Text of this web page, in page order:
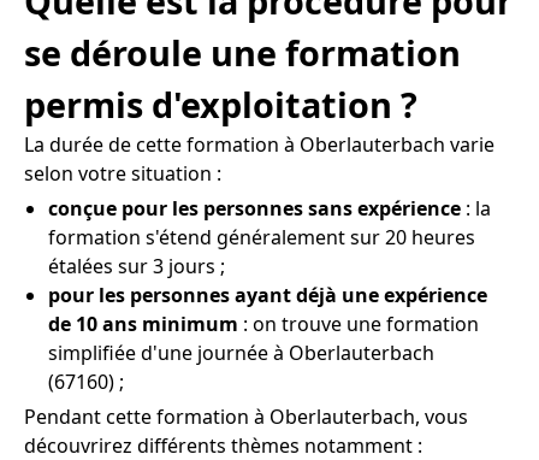
se déroule une formation
permis d'exploitation ?
La durée de cette formation à Oberlauterbach varie
selon votre situation :
conçue pour les personnes sans expérience : la
formation s'étend généralement sur 20 heures
étalées sur 3 jours ;
pour les personnes ayant déjà une expérience
de 10 ans minimum : on trouve une formation
simplifiée d'une journée à Oberlauterbach
(67160) ;
Pendant cette formation à Oberlauterbach, vous
découvrirez différents thèmes notamment :